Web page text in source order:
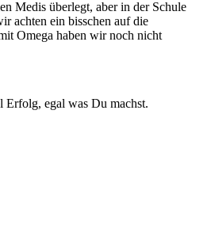
Medis überlegt, aber in der Schule
achten ein bisschen auf die
Omega haben wir noch nicht
egal was Du machst.